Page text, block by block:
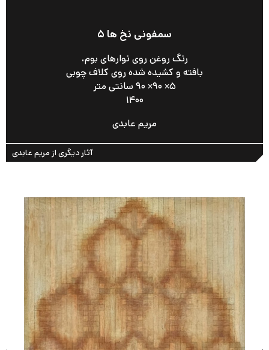
سمفونی نخ ها ۵
رنگ روغن روی نوارهای بوم،
بافته و کشیده شده روی کلاف چوبی
۵× ۹۰× ۹۰ سانتی متر
۱۴۰۰
مریم عابدی
آثار دیگری از مریم عابدی